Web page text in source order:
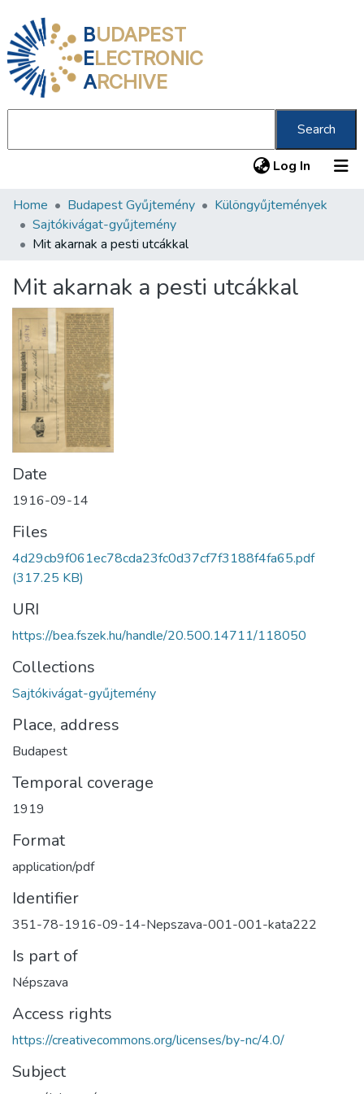
BUDAPEST
ELECTRONIC
ARCHIVE
Search
Log In (current)
Communities & Collections
All of DSpace
About us
Home Budapest Gyűjtemény
Különgyűjtemények
Sajtókivágat-gyűjtemény
Mit akarnak a pesti utcákkal
Mit akarnak a pesti utcákkal
Date
1916-09-14
Files
4d29cb9f061ec78cda23fc0d37cf7f3188f4fa65.pdf
(317.25 KB)
URI
https://bea.fszek.hu/handle/20.500.14711/118050
Collections
Sajtókivágat-gyűjtemény
Place, address
Budapest
Temporal coverage
1919
Format
application/pdf
Identifier
351-78-1916-09-14-Nepszava-001-001-kata222
Is part of
Népszava
Access rights
https://creativecommons.org/licenses/by-nc/4.0/
Subject